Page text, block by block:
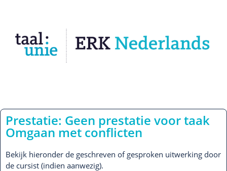
Prestatie: Geen prestatie voor taak
Omgaan met conflicten
Bekijk hieronder de geschreven of gesproken uitwerking door
de cursist (indien aanwezig).